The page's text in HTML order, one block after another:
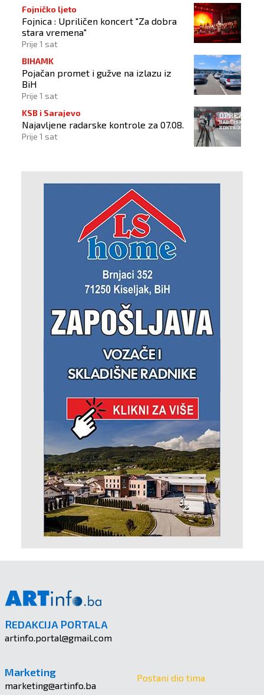
Fojničko ljeto
Fojnica : Upriličen koncert "Za dobra
stara vremena"
Prije 1 sat
BIHAMK
Pojačan promet i gužve na izlazu iz
BiH
Prije 1 sat
KSB i Sarajevo
Najavljene radarske kontrole za 07.08.
Prije 1 sat
REDAKCIJA PORTALA
artinfo.portal@gmail.com
Marketing
marketing@artinfo.ba
Postani dio tima